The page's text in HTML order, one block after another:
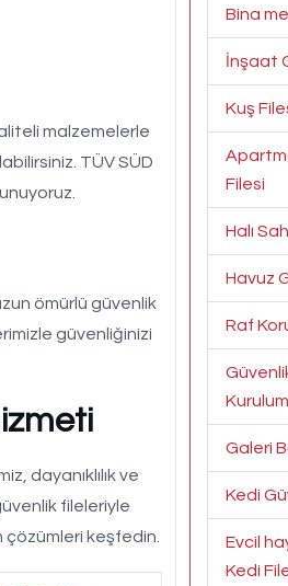
malzemelerle
TÜV SÜD
ömürlü güvenlik
güvenliğinizi
dayanıklılık ve
fileleriyle
çözümleri keşfedin.
Bina
İnşaat
Kuş
Filesi
Halı
Havuz
Raf
Galeri
Kedi
Evcil
Kedi